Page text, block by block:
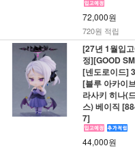
72,000원
720원 적립
[27년 1월입
정][GOOD
[넨도로이드]
[블루 아카이
라사키 히나(
스) 베이직
7]
44,000원